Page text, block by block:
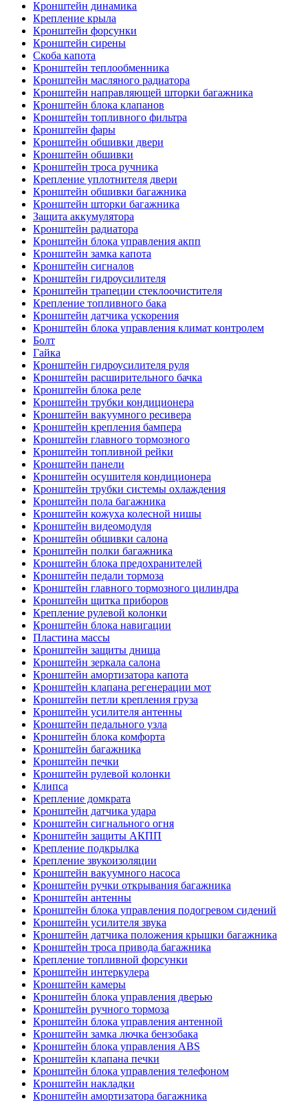
Кронштейн динамика
Крепление крыла
Кронштейн форсунки
Кронштейн сирены
Скоба капота
Кронштейн теплообменника
Кронштейн масляного радиатора
Кронштейн направляющей шторки багажника
Кронштейн блока клапанов
Кронштейн топливного фильтра
Кронштейн фары
Кронштейн обшивки двери
Кронштейн обшивки
Кронштейн троса ручника
Крепление уплотнителя двери
Кронштейн обшивки багажника
Кронштейн шторки багажника
Защита аккумулятора
Кронштейн радиатора
Кронштейн блока управления акпп
Кронштейн замка капота
Кронштейн сигналов
Кронштейн гидроусилителя
Кронштейн трапеции стеклоочистителя
Крепление топливного бака
Кронштейн датчика ускорения
Кронштейн блока управления климат контролем
Болт
Гайка
Кронштейн гидроусилителя руля
Кронштейн расширительного бачка
Кронштейн блока реле
Кронштейн трубки кондиционера
Кронштейн вакуумного ресивера
Кронштейн крепления бампера
Кронштейн главного тормозного
Кронштейн топливной рейки
Кронштейн панели
Кронштейн осушителя кондиционера
Кронштейн трубки системы охлаждения
Кронштейн пола багажника
Кронштейн кожуха колесной нишы
Кронштейн видеомодуля
Кронштейн обшивки салона
Кронштейн полки багажника
Кронштейн блока предохранителей
Кронштейн педали тормоза
Кронштейн главного тормозного цилиндра
Кронштейн щитка приборов
Крепление рулевой колонки
Кронштейн блока навигации
Пластина массы
Кронштейн защиты днища
Кронштейн зеркала салона
Кронштейн амортизатора капота
Кронштейн клапана регенерации мот
Кронштейн петли крепления груза
Кронштейн усилителя антенны
Кронштейн педального узла
Кронштейн блока комфорта
Кронштейн багажника
Кронштейн печки
Кронштейн рулевой колонки
Клипса
Крепление домкрата
Кронштейн датчика удара
Кронштейн сигнального огня
Кронштейн защиты АКПП
Крепление подкрылка
Крепление звукоизоляции
Кронштейн вакуумного насоса
Кронштейн ручки открывания багажника
Кронштейн антенны
Кронштейн блока управления подогревом сидений
Кронштейн усилителя звука
Кронштейн датчика положения крышки багажника
Кронштейн троса привода багажника
Крепление топливной форсунки
Кронштейн интеркулера
Кронштейн камеры
Кронштейн блока управления дверью
Кронштейн ручного тормоза
Кронштейн блока управления антенной
Кронштейн замка лючка бензобака
Кронштейн блока управления ABS
Кронштейн клапана печки
Кронштейн блока управления телефоном
Кронштейн накладки
Кронштейн амортизатора багажника